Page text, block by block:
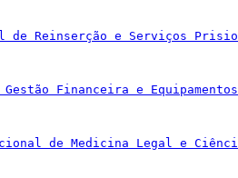
de Reinserção e Serviços
Financeira e
de Medicina Legal e